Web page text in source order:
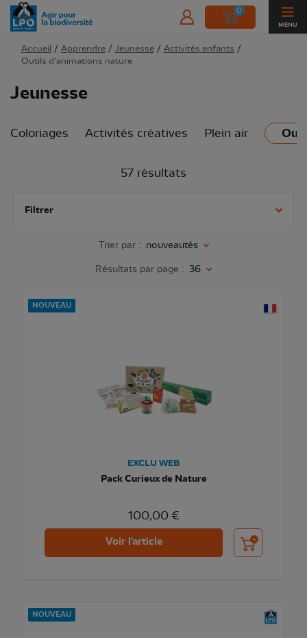
0
MENU
Accueil / Apprendre / Jeunesse / Activités enfants /
Outils d'animations nature
Jeunesse
Coloriages Activités créatives Plein air
57 résultats
Filtrer
Trier par : nouveautés
Résultats par page : 36
NOUVEAU
EXCLU WEB
Pack Curieux de Nature
100,00 €
Voir l'article Ajouter au
NOUVEAU